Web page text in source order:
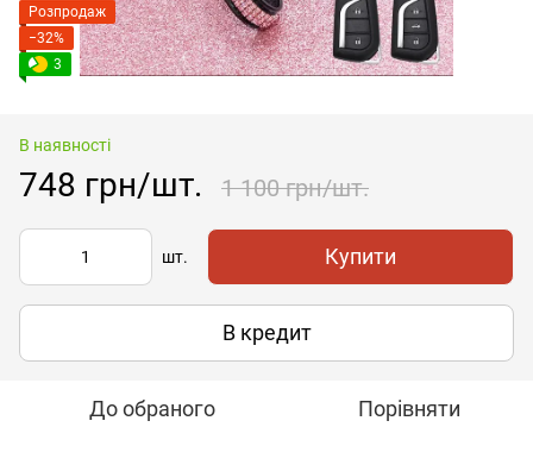
Розпродаж
−32%
3
В наявності
748 грн/шт. 1 100 грн/шт.
шт. Купити
В кредит
До обраного Порівняти